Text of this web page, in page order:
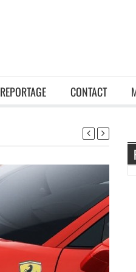
REPORTAGE CONTACT